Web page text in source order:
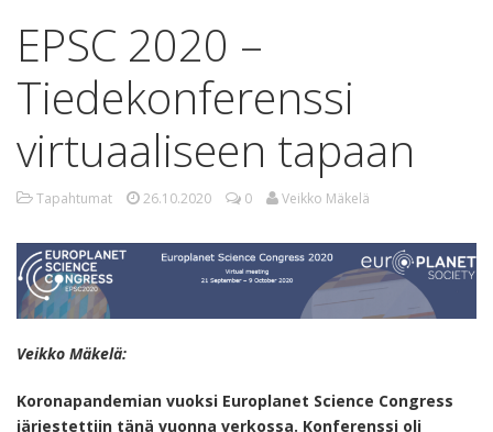
EPSC 2020 –
Tiedekonferenssi
virtuaaliseen tapaan
Tapahtumat 26.10.2020 0 Veikko Mäkelä
Veikko Mäkelä:
Koronapandemian vuoksi Europlanet Science Congress
järjestettiin tänä vuonna verkossa. Konferenssi oli